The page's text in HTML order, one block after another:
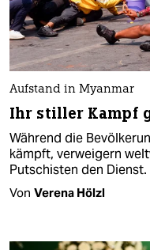
Aufstand in Myanmar
Ihr stiller Kampf
Während die
kämpft, verweigern
Putschisten den
Von Verena Hölzl